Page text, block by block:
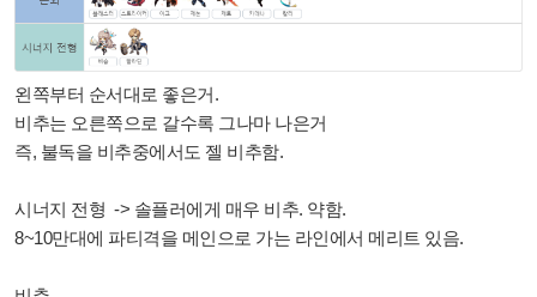
왼쪽부터 순서대로 좋은거.
비추는 오른쪽으로 갈수록 그나마 나은거
즉, 불독을 비추중에서도 젤 비추함.
시너지 전형 -> 솔플러에게 매우 비추. 약함.
8~10만대에 파티격을 메인으로 가는 라인에서 메리트 있음.